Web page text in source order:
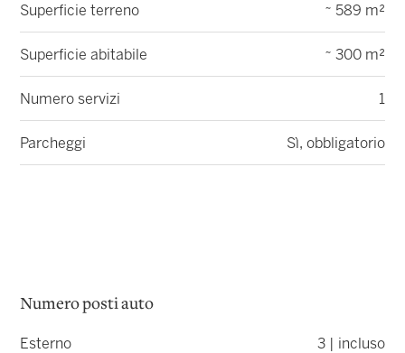
Superficie terreno ~ 589 m²
Superficie abitabile ~ 300 m²
Numero servizi 1
Parcheggi Sì, obbligatorio
Numero posti auto
Esterno 3 | incluso